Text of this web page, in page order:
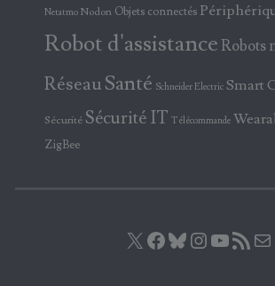
Netatmo Nodon Objets connectés
Robot d'assistance Robots
RéseauSanté Schneider Electric Smart
Sécurité Sécurité IT Télécommande
ZigBee
X Facebook
BlueskyFlux RSS